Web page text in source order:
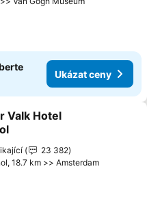
Ukázat ceny
na seznam oblíbených
Valk Hotel
23 382
18.7 km >> Amsterdam